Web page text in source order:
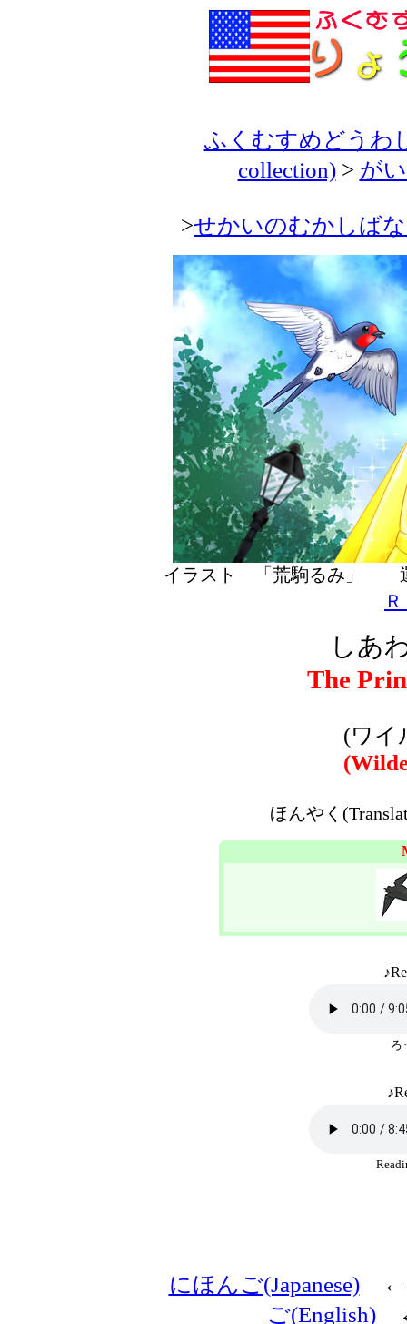
ふくむすめどうわ
collection)> が
>せかいのむかしばな
イラスト 「荒駒るみ」
しあ
The
(ワイ
ほんやく
ろ
にほんご(Japanese)
ご(English)